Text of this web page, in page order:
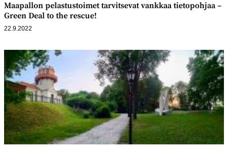
Maapallon pelastustoimet tarvitsevat vankkaa tietopohjaa –
Green Deal to the rescue!
22.9.2022